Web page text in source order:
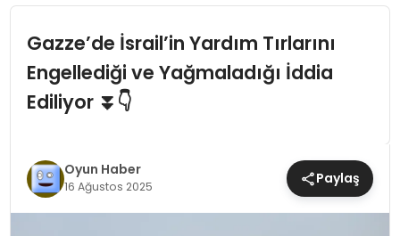
EKONOMI
EĞITIM
SAĞLIK
Gazze’de İsrail’in Yardım Tırlarını
Engellediği ve Yağmaladığı İddia
Ediliyor ⏬👇
Oyun Haber
16 Ağustos 2025 Paylaş